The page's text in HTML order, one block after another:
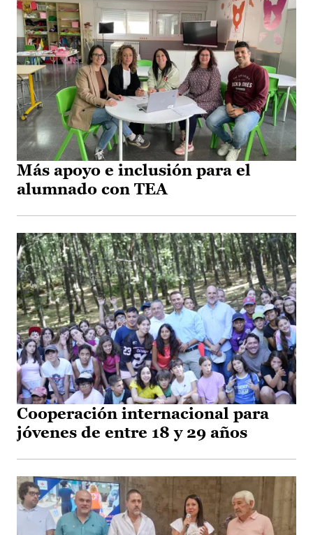
Más apoyo e inclusión para el
alumnado con TEA
Cooperación internacional para
jóvenes de entre 18 y 29 años